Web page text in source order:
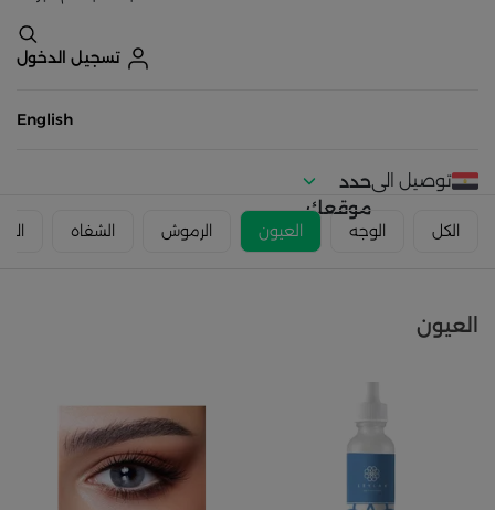
تسجيل الدخول
English
توصيل الىحدد
موقعك
الكل الوجه العيون الرموش الشفاه
العيون